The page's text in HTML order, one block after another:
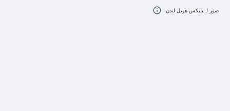
صور لـ بليكس هوتل لندن